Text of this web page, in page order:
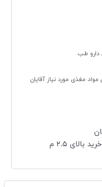
دارو طب
مغذی مورد نیاز آقایان
۲.۵ م